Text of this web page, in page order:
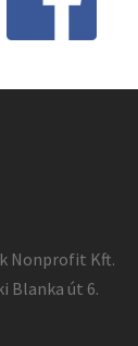
Nonprofit Kft.
Blanka út 6.